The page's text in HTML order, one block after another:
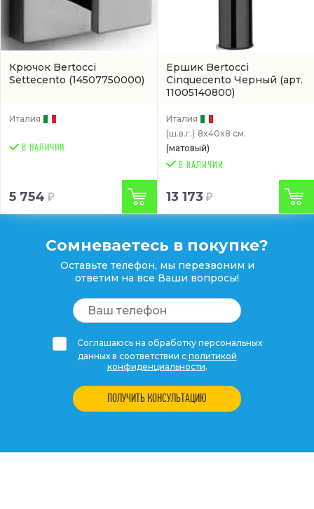
Крючок Bertocci
Settecento (14507750000)
Италия
В НАЛИЧИИ
5 754
Ершик Bertocci
Cinquecento Черный (арт.
11005140800)
Италия
(ш.в.г.) 8x40x8 см.
(матовый)
13 173
Сомневаетесь в покупке?
Оставьте телефон, мы перезвоним и
ответим на все Ваши вопросы!
Соглашаюсь на обработку персональных
данных в соответствии с политикой
конфиденциальности.
ПОЛУЧИТЬ КОНСУЛЬТАЦИЮ